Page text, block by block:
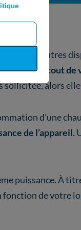
aux autres
avant tout de
sollicitée, alors
d’une
de l’appareil.
puissance. À
fonction de votre